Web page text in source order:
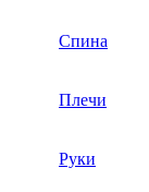
Спина
Плечи
Руки